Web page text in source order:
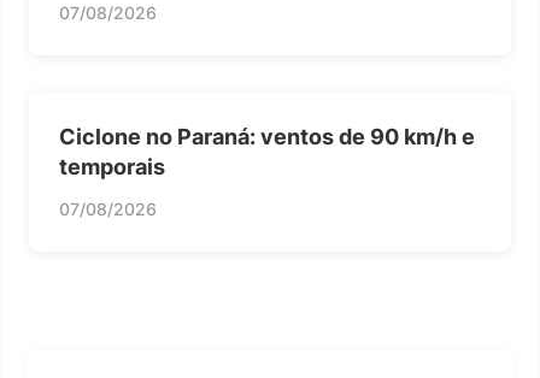
07/08/2026
Ciclone no Paraná: ventos de 90 km/h e
temporais
07/08/2026